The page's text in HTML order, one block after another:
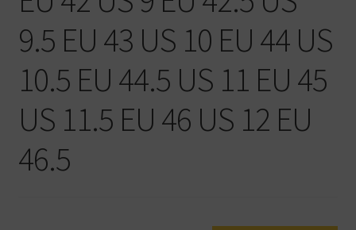
Warenkorb
9.5 EU 43 US 10 EU 44 US
10.5 EU 44.5 US 11 EU 45
US 11.5 EU 46 US 12 EU
46.5